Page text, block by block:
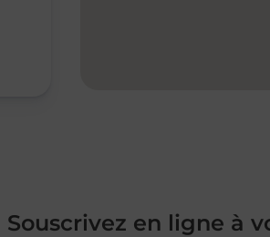
Souscrivez en ligne à